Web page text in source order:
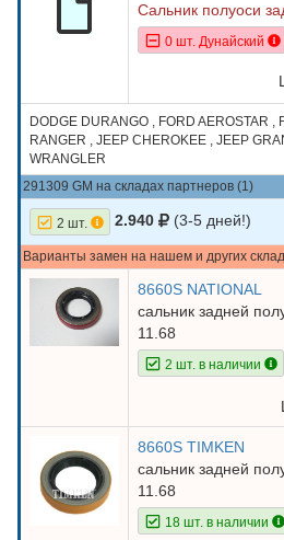
Сальник полуоси
0 шт. Дунайский
DODGE DURANGO , FORD AEROSTAR ,
RANGER , JEEP CHEROKEE , JEEP
WRANGLER
291309 GM на складах партнеров (1)
2 шт. 2.940 (3-5 дней!)
Варианты замен на нашем и других
8660S NATIONAL
сальник задней
11.68
2 шт. в наличии
8660S TIMKEN
сальник задней
11.68
18 шт. в наличии